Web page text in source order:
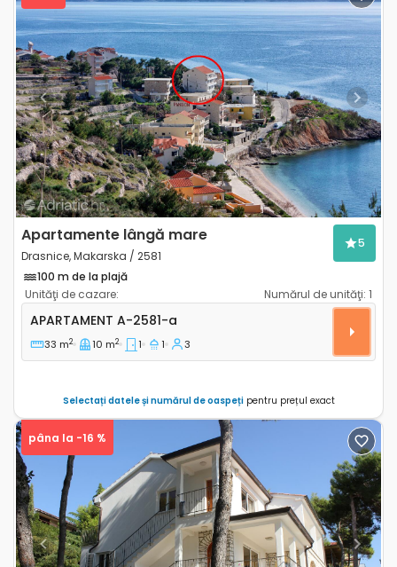
Previous Next
Apartamente lângă mare
Drasnice, Makarska / 2581
5
100 m de la plajă
Unităţi de cazare:
Numărul de unităţi: 1
Apartament cu o cameră Drasnice, Makarska A-
APARTAMENT A-2581-a
33 m2 10 m2 1 1 3
Selectați datele și numărul de oaspețipentru prețul exact
Previous Next
pâna la -16 %